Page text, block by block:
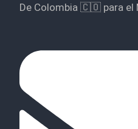
De Colombia 🇨🇴 para el